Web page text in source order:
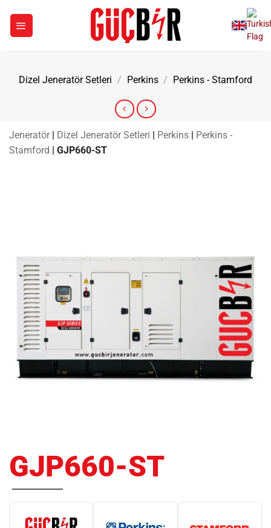
Dizel Jeneratör Setleri / Perkins / Perkins - Stamford
Jeneratör | Dizel Jeneratör Setleri | Perkins | Perkins -
Stamford | GJP660-ST
GJP660-ST